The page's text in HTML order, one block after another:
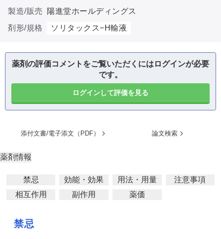
製造/販売
陽進堂ホールディングス
剤形/規格
ソリタックス−H輸液
薬剤の評価コメントをご覧いただくにはログインが必要
です。
ログインして評価を見る
添付文書/電子添文（PDF） 論文検索
薬剤情報
禁忌 効能・効果 用法・用量
注意事項
相互作用
副作用 薬価
禁忌